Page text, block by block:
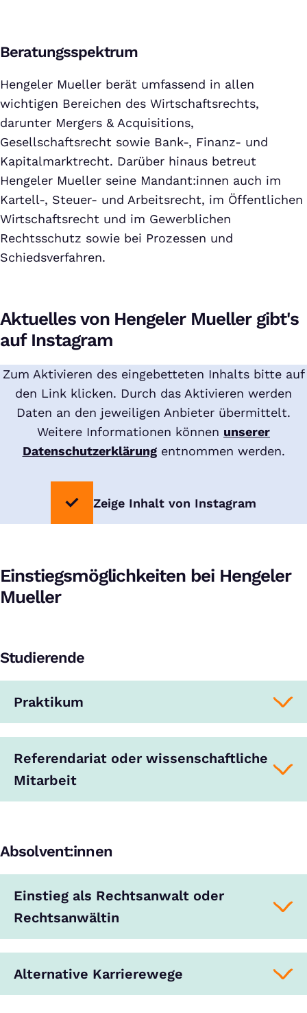
Beratungsspektrum
Hengeler Mueller berät umfassend in allen
wichtigen Bereichen des Wirtschaftsrechts,
darunter Mergers & Acquisitions,
Gesellschaftsrecht sowie Bank-, Finanz- und
Kapitalmarktrecht. Darüber hinaus betreut
Hengeler Mueller seine Mandant:innen auch im
Kartell-, Steuer- und Arbeitsrecht, im Öffentlichen
Wirtschaftsrecht und im Gewerblichen
Rechtsschutz sowie bei Prozessen und
Schiedsverfahren.
Aktuelles von Hengeler Mueller gibt's
auf Instagram
Zum Aktivieren des eingebetteten Inhalts bitte auf
den Link klicken. Durch das Aktivieren werden
Daten an den jeweiligen Anbieter übermittelt.
Weitere Informationen können unserer
Datenschutzerklärungentnommen werden.
Zeige Inhalt von Instagram
Einstiegsmöglichkeiten bei Hengeler
Mueller
Studierende
Praktikum
Referendariat oder wissenschaftliche
Mitarbeit
Absolvent:innen
Einstieg als Rechtsanwalt oder
Rechtsanwältin
Alternative Karrierewege